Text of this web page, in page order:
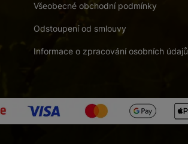
Všeobecné obchodní podmínky
Odstoupení od smlouvy
Informace o zpracování osobních údajů